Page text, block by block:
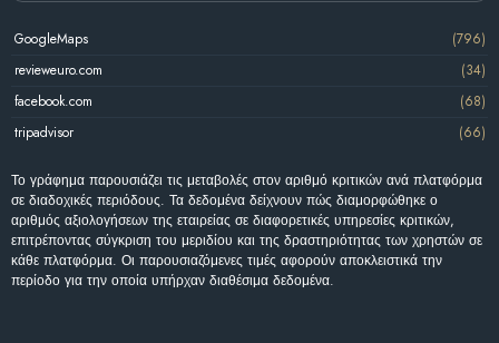
GoogleMaps
(796)
revieweuro.com
(34)
facebook.com
(68)
tripadvisor
(66)
Το γράφημα παρουσιάζει τις μεταβολές στον αριθμό κριτικών ανά πλατφόρμα
σε διαδοχικές περιόδους. Τα δεδομένα δείχνουν πώς διαμορφώθηκε ο
αριθμός αξιολογήσεων της εταιρείας σε διαφορετικές υπηρεσίες κριτικών,
επιτρέποντας σύγκριση του μεριδίου και της δραστηριότητας των χρηστών σε
κάθε πλατφόρμα. Οι παρουσιαζόμενες τιμές αφορούν αποκλειστικά την
περίοδο για την οποία υπήρχαν διαθέσιμα δεδομένα.